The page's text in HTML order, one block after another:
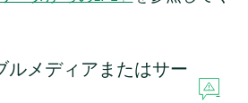
ルメディアまたはサー